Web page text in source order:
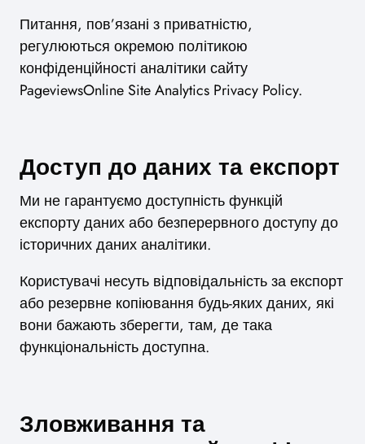
Питання, пов’язані з приватністю,
регулюються окремою політикою
конфіденційності аналітики сайту
PageviewsOnline Site Analytics Privacy Policy.
Доступ до даних та експорт
Ми не гарантуємо доступність функцій
експорту даних або безперервного доступу до
історичних даних аналітики.
Користувачі несуть відповідальність за експорт
або резервне копіювання будь-яких даних, які
вони бажають зберегти, там, де така
функціональність доступна.
Зловживання та